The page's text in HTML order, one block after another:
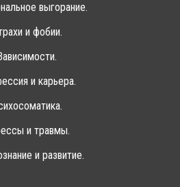
выгорание.
и фобии.
и карьера.
и травмы.
и развитие.